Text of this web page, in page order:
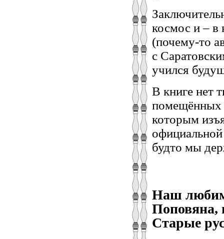
космос и – в
(почему-то
с
учился
В книге нет
помещённых
которым
официальной
будто мы
Наш
Поповяна,
Старые